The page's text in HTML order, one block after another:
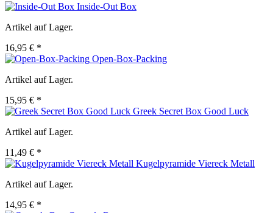
Inside-Out Box
Artikel auf Lager.
16,95 € *
Open-Box-Packing
Artikel auf Lager.
15,95 € *
Greek Secret Box Good Luck
Artikel auf Lager.
11,49 € *
Kugelpyramide Viereck Metall
Artikel auf Lager.
14,95 € *